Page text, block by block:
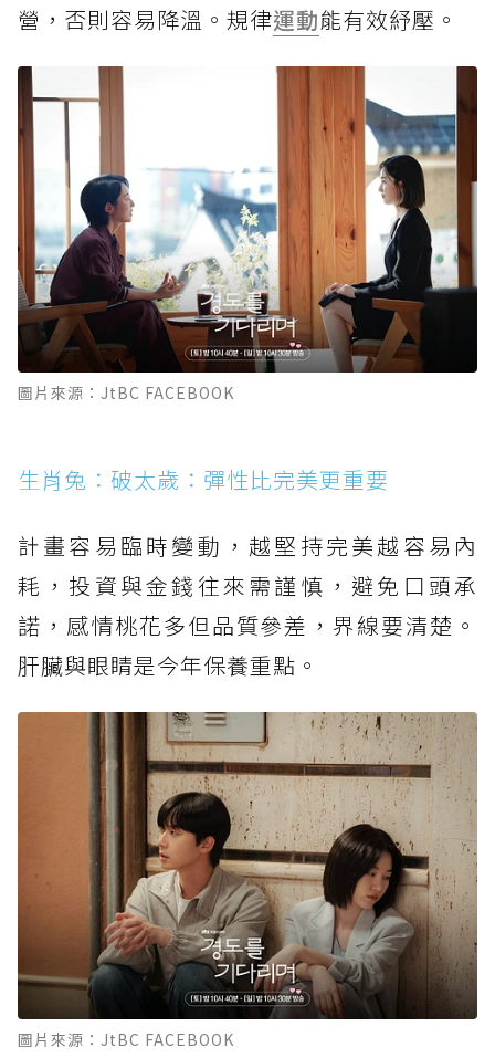
營，否則容易降溫。規律運動能有效紓壓。
圖片來源：JtBC FACEBOOK
生肖兔：破太歲：彈性比完美更重要
計畫容易臨時變動，越堅持完美越容易內
耗，投資與金錢往來需謹慎，避免口頭承
諾，感情桃花多但品質參差，界線要清楚。
肝臟與眼睛是今年保養重點。
圖片來源：JtBC FACEBOOK